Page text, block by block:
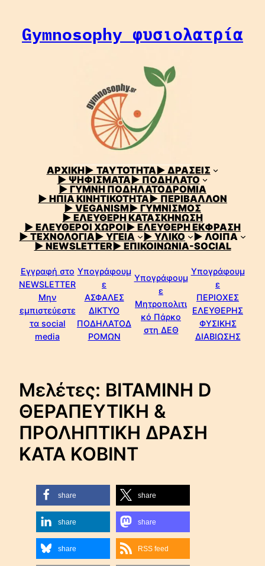
περιεχόμενο
Gymnosophy φυσιολατρία
ΑΡΧΙΚΗ▶ ΤΑΥΤΟΤΗΤΑ▶ ΔΡΑΣΕΙΣ
▶ ΨΗΦΙΣΜΑΤΑ▶ ΠΟΔΗΛΑΤΟ
▶ ΓΥΜΝΗ ΠΟΔΗΛΑΤΟΔΡΟΜΙΑ
▶ ΗΠΙΑ ΚΙΝΗΤΙΚΟΤΗΤΑ▶ ΠΕΡΙΒΑΛΛΟΝ
▶ VEGANISM▶ ΓΥΜΝΙΣΜΟΣ
▶ ΕΛΕΥΘΕΡΗ ΚΑΤΑΣΚΗΝΩΣΗ
▶ ΕΛΕΥΘΕΡΟΙ ΧΩΡΟΙ▶ ΕΛΕΥΘΕΡΗ ΕΚΦΡΑΣΗ
▶ ΤΕΧΝΟΛΟΓΙΑ▶ ΥΓΕΙΑ ▶ ΥΛΙΚΟ
▶ ΛΟΙΠΑ
▶ NEWSLETTER▶ ΕΠΙΚΟΙΝΩΝΙΑ-SOCIAL
Εγγραφή στο
NEWSLETTER
Μην
εμπιστεύεστε
τα social
media
Υπογράφουμ
ε
ΑΣΦΑΛΕΣ
ΔΙΚΤΥΟ
ΠΟΔΗΛΑΤΟΔ
ΡΟΜΩΝ
Υπογράφουμ
ε
Μητροπολιτι
κό Πάρκο
στη ΔΕΘ
Υπογράφουμ
ε
ΠΕΡΙΟΧΕΣ
ΕΛΕΥΘΕΡΗΣ
ΦΥΣΙΚΗΣ
ΔΙΑΒΙΩΣΗΣ
Μελέτες: ΒΙΤΑΜΙΝΗ D
ΘΕΡΑΠΕΥΤΙΚΗ &
ΠΡΟΛΗΠΤΙΚΗ ΔΡΑΣΗ
ΚΑΤΑ ΚΟΒΙΝΤ
share share
share share
share RSS feed